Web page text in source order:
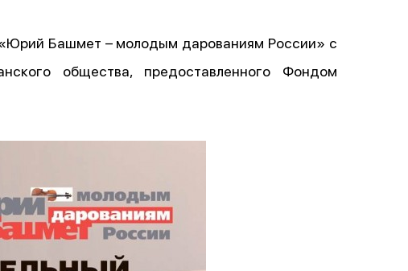
Башмет – молодым дарованиям России» с
общества, предоставленного Фондом